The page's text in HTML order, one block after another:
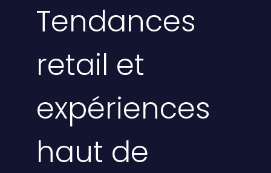
Tendances
retail et
expériences
haut de